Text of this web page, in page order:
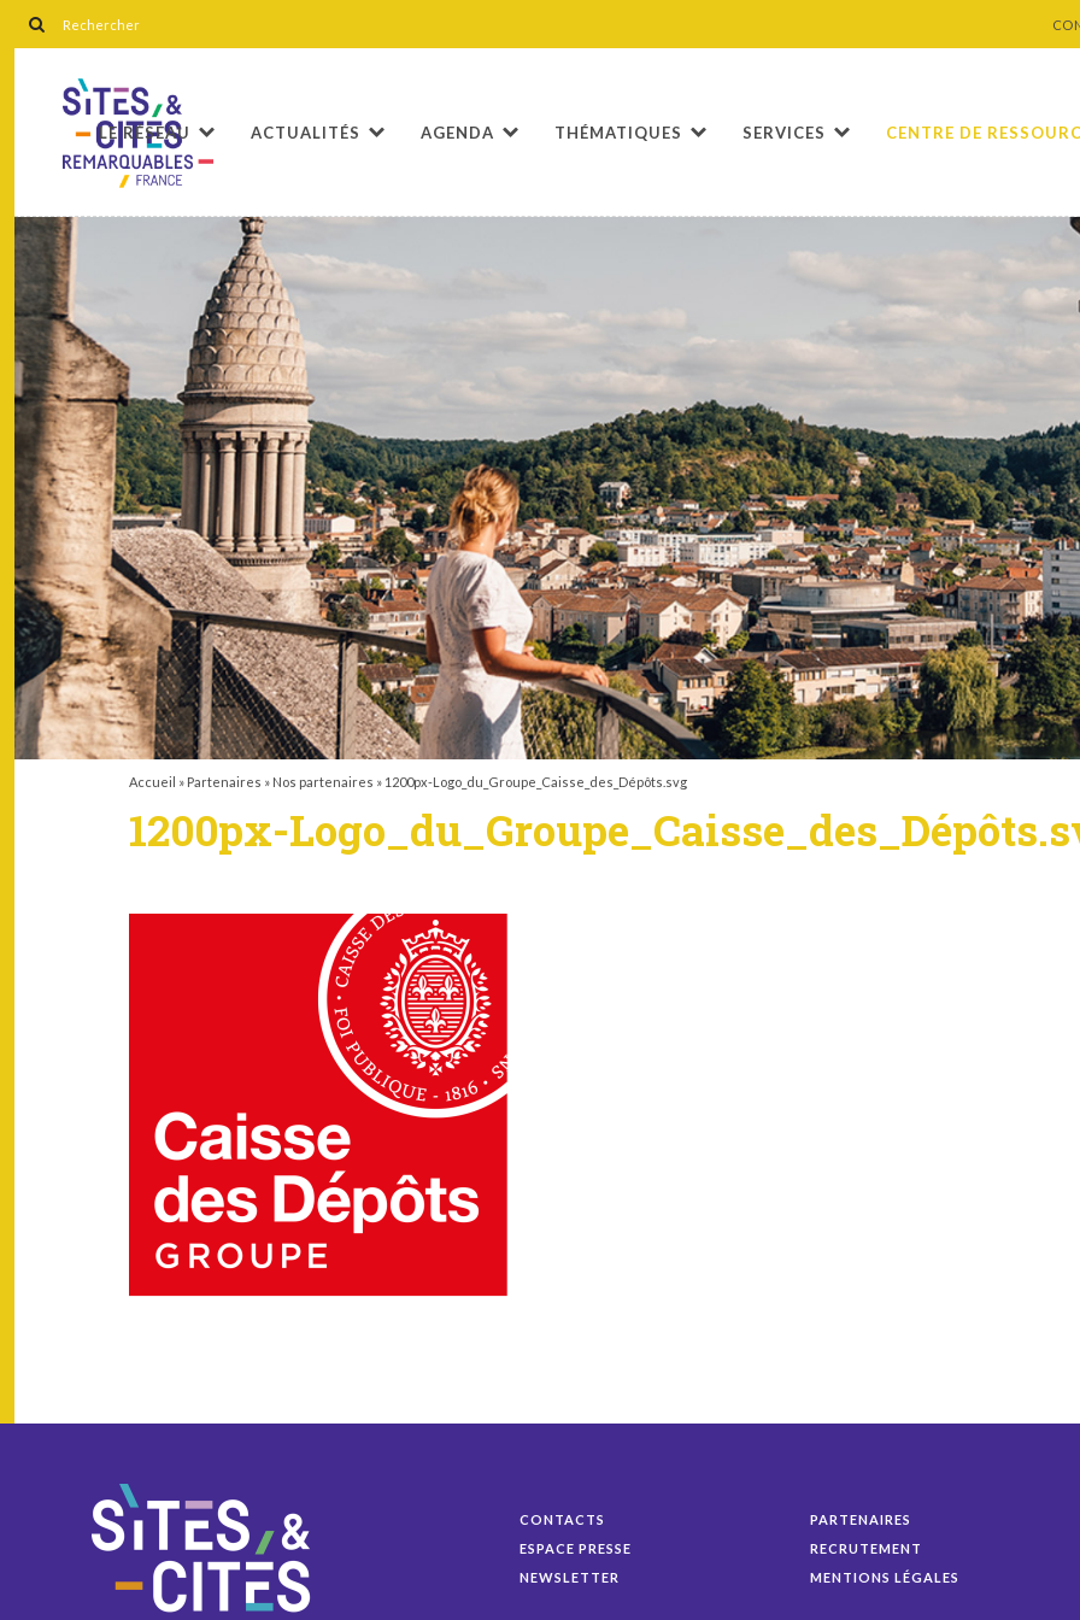
LE RÉSEAU ACTUALITÉS AGENDA THÉMATIQUES SERVICES CENTRE DE
Accueil » Partenaires » Nos partenaires » 1200px-Logo_du_Groupe_Caisse_des_Dépôts.svg
1200px-
CONTACTS
ESPACE PRESSE
NEWSLETTER
PARTENAIRES
RECRUTEMENT
MENTIONS LÉGALES